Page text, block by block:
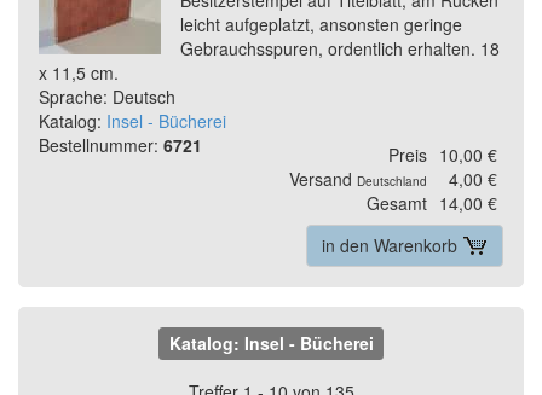
leicht aufgeplatzt, ansonsten geringe
Gebrauchsspuren, ordentlich erhalten. 18
x 11,5 cm.
Sprache: Deutsch
Katalog: Insel - Bücherei
Bestellnummer: 6721 Preis 10,00 €
Versand Deutschland
4,00 €
Gesamt 14,00 €
in den Warenkorb
Katalog: Insel - Bücherei